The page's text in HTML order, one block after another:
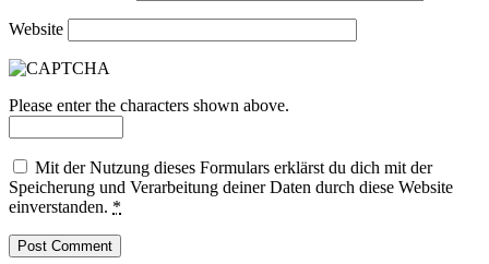
Website
Please enter the characters shown above.
Mit der Nutzung dieses Formulars erklärst du dich mit der
Speicherung und Verarbeitung deiner Daten durch diese Website
einverstanden. *